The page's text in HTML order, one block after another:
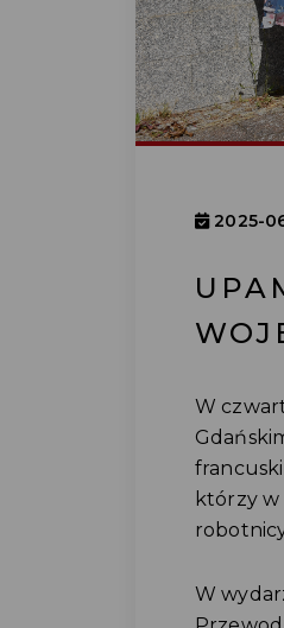
2025-
W
którzy w
W